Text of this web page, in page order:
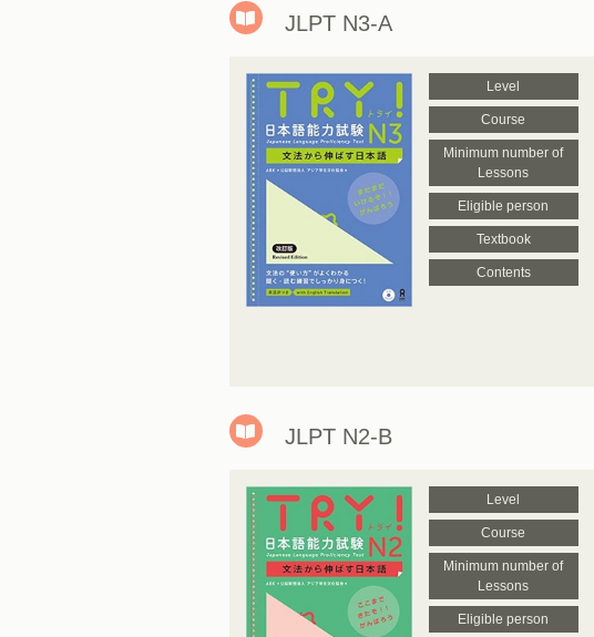
JLPT N3-A
Level
Course
Minimum number of
Lessons
Eligible person
Textbook
Contents
JLPT N2-B
Level
Course
Minimum number of
Lessons
Eligible person